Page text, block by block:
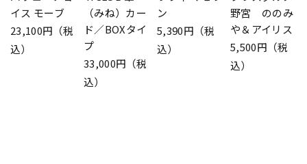
イス モーブ
23,100円（税
込）
（みね）カー
ド／BOXタイ
プ
33,000円（税
込）
ン
5,390円（税
込）
野宮 ののみ
や＆アイリス
5,500円（税
込）